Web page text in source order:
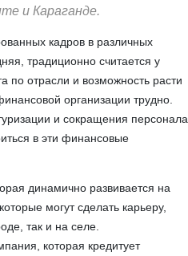
и Караганде.
кадров в различных
традиционно считается у
отрасли и возможность расти
организации трудно.
и сокращения персонала,
в эти финансовые
динамично развивается на
могут сделать карьеру,
так и на селе.
которая кредитует